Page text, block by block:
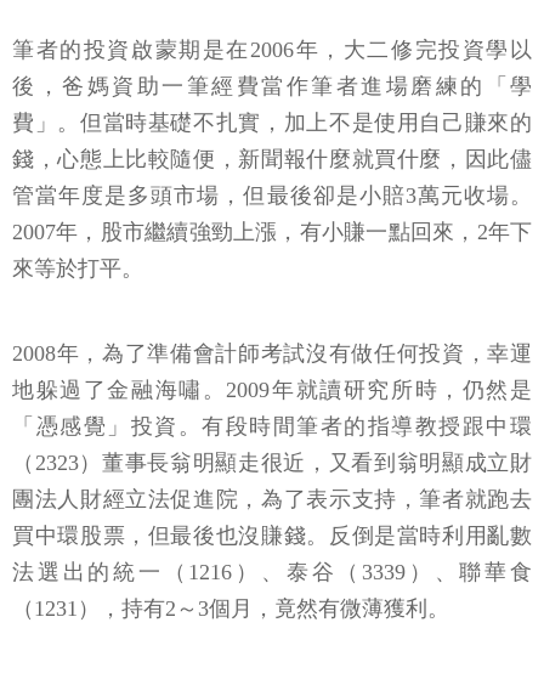
筆者的投資啟蒙期是在2006年，大二修完投資學以
後，爸媽資助一筆經費當作筆者進場磨練的「學
費」。但當時基礎不扎實，加上不是使用自己賺來的
錢，心態上比較隨便，新聞報什麼就買什麼，因此儘
管當年度是多頭市場，但最後卻是小賠3萬元收場。
2007年，股市繼續強勁上漲，有小賺一點回來，2年下
來等於打平。
2008年，為了準備會計師考試沒有做任何投資，幸運
地躲過了金融海嘯。2009年就讀研究所時，仍然是
「憑感覺」投資。有段時間筆者的指導教授跟中環
（2323）董事長翁明顯走很近，又看到翁明顯成立財
團法人財經立法促進院，為了表示支持，筆者就跑去
買中環股票，但最後也沒賺錢。反倒是當時利用亂數
法選出的統一（1216）、泰谷（3339）、聯華食
（1231），持有2～3個月，竟然有微薄獲利。